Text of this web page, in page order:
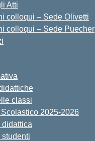
Atti
colloqui – Sede Olivetti
colloqui – Sede Puecher
classi
2025-2026
didattica
studenti